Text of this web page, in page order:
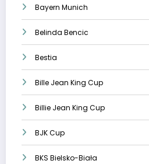
Bayern Munich
Belinda Bencic
Bestia
Bille Jean King Cup
Billie Jean King Cup
BJK Cup
BKS Bielsko-Biała